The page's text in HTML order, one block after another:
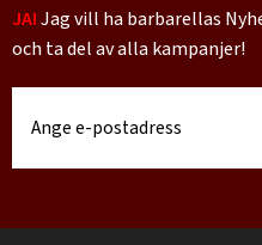
JA!Jag vill ha barbarellas
och ta del av alla kampanjer!